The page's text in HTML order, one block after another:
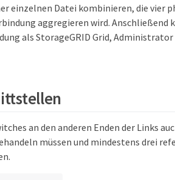
einzelnen Datei kombinieren, die vier
aggregieren wird. Anschließend
als StorageGRID Grid,
an den anderen Enden der Links
müssen und mindestens drei